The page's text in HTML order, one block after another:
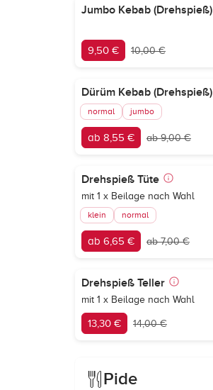
Jumbo Kebab (Drehspieß)
9,50 € 10,00 €
Dürüm Kebab (Drehspieß)
normal jumbo
ab 8,55 € ab 9,00 €
Drehspieß Tüte
mit 1 x Beilage nach Wahl
klein normal
ab 6,65 € ab 7,00 €
Drehspieß Teller
mit 1 x Beilage nach Wahl
13,30 € 14,00 €
Pide